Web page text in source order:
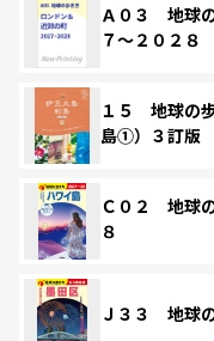
Ａ０３ 地球
７～２０２８
１５ 地球の
島①）３訂版
Ｃ０２ 地球
８
Ｊ３３ 地球